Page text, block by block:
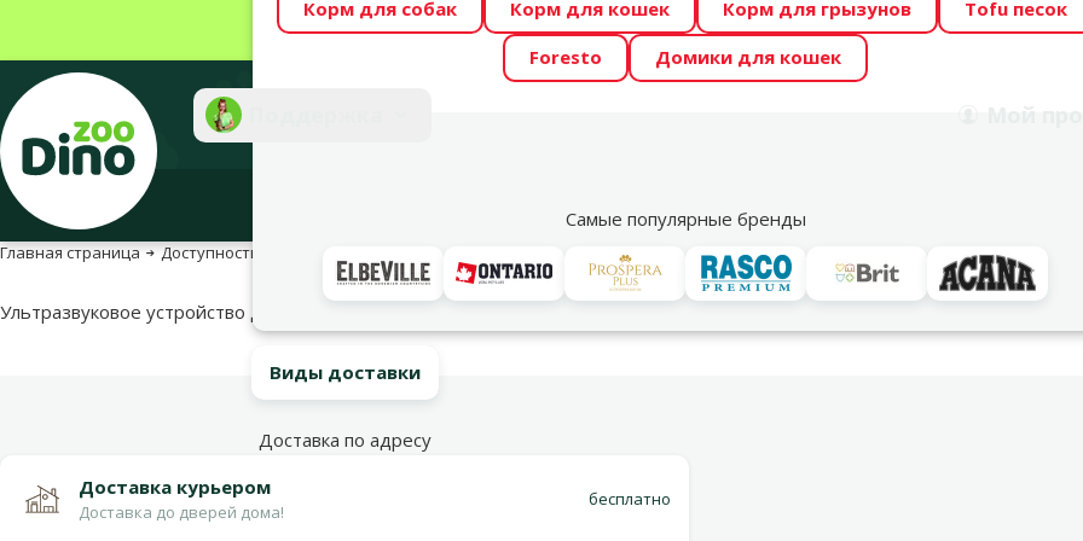
Весь месяц Dino Zoo предлагает отличные цены на ТОП-овые корма! 🍖
Фотоконкурс “GADA ŪSAIŅI”! Возможно Твой питомец станет звездой
Корм для собак Корм для кошек Корм для грызунов
Tofu песок
Foresto
Домики для кошек
Самые популярные бренды
Акции
Главная страница Доступность продукта
Варианты доставки
Ультразвуковое устройство для отпугивания блох, клещей – TICKLESS, розовый
Виды доставки
Доставка по адресу
Доставка курьером
Доставка до дверей дома!
бесплатно